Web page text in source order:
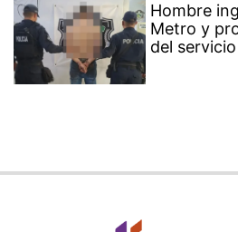
Hombre
Metro y
del servicio